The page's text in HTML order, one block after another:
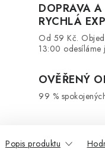
DOPRAVA A
RYCHLÁ
Od 59 Kč.
13:00 odesíláme
OVĚŘENÝ
99 %
Popis produktu